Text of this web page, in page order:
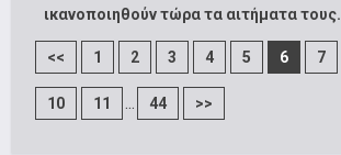
ικανοποιηθούν τώρα τα αιτήματα τους.
<< 1 2 3 4 5 6 7
10 11 ... 44 >>